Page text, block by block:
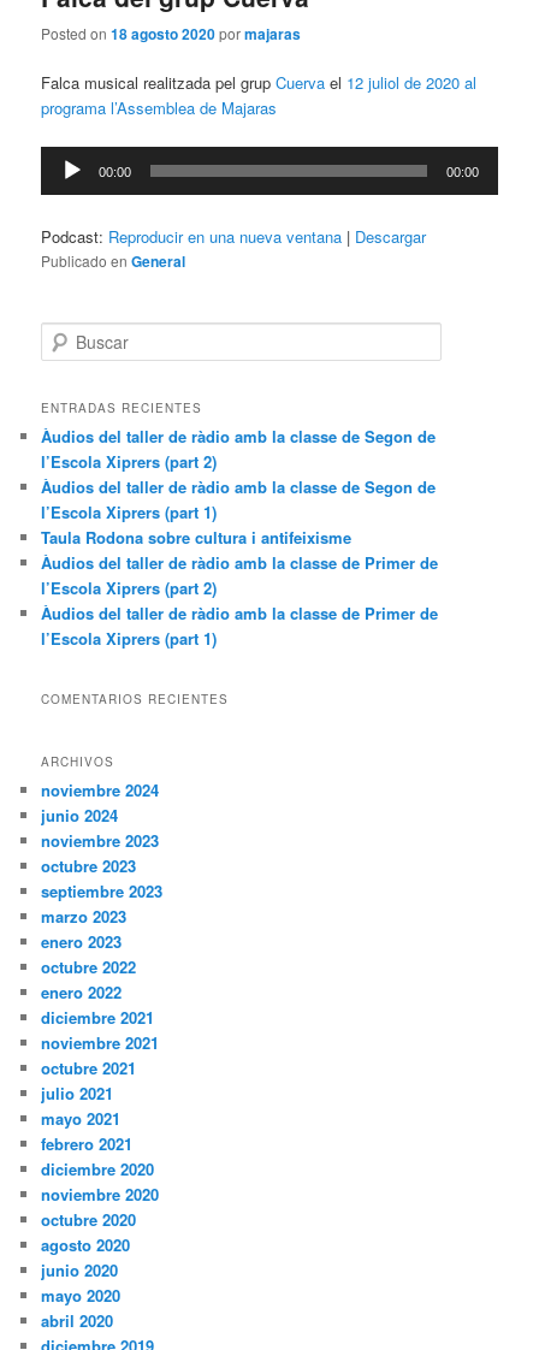
Posted on18 agosto 2020pormajaras
Falca musical realitzada pel grupCuerva el 12 juliol de 2020 al
programa l’Assemblea de Majaras
Reproductor
00:00 00:00
Podcast: Reproducir en una nueva ventana | Descargar
Publicado en General
u
c
a
r
ENTRADAS RECIENTES
Àudios del taller de ràdio amb la classe de Segon de
l’Escola Xiprers (part 2)
Àudios del taller de ràdio amb la classe de Segon de
l’Escola Xiprers (part 1)
Taula Rodona sobre cultura i antifeixisme
Àudios del taller de ràdio amb la classe de Primer de
l’Escola Xiprers (part 2)
Àudios del taller de ràdio amb la classe de Primer de
l’Escola Xiprers (part 1)
COMENTARIOS RECIENTES
ARCHIVOS
noviembre 2024
junio 2024
noviembre 2023
octubre 2023
septiembre 2023
marzo 2023
enero 2023
octubre 2022
enero 2022
diciembre 2021
noviembre 2021
octubre 2021
julio 2021
mayo 2021
febrero 2021
diciembre 2020
noviembre 2020
octubre 2020
agosto 2020
junio 2020
mayo 2020
abril 2020